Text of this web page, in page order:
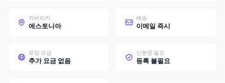
커버리지
에스토니아
배송
이메일 즉시
로밍 요금
추가 요금 없음
신분증 필요
등록 불필요